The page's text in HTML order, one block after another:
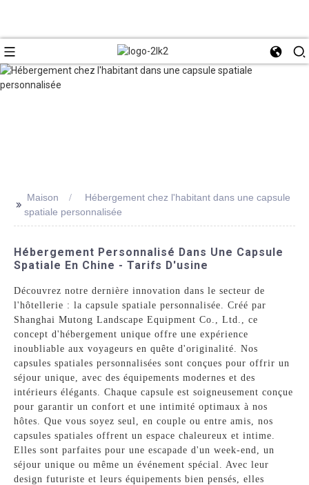
>> Maison
Hébergement chez l'habitant dans une capsule
spatiale personnalisée
Hébergement Personnalisé Dans Une Capsule
Spatiale En Chine - Tarifs D'usine
Découvrez notre dernière innovation dans le secteur de
l'hôtellerie : la capsule spatiale personnalisée. Créé par
Shanghai Mutong Landscape Equipment Co., Ltd., ce
concept d'hébergement unique offre une expérience
inoubliable aux voyageurs en quête d'originalité. Nos
capsules spatiales personnalisées sont conçues pour offrir un
séjour unique, avec des équipements modernes et des
intérieurs élégants. Chaque capsule est soigneusement conçue
pour garantir un confort et une intimité optimaux à nos
hôtes. Que vous soyez seul, en couple ou entre amis, nos
capsules spatiales offrent un espace chaleureux et intime.
Elles sont parfaites pour une escapade d'un week-end, un
séjour unique ou même un événement spécial. Avec leur
design futuriste et leurs équipements bien pensés, elles